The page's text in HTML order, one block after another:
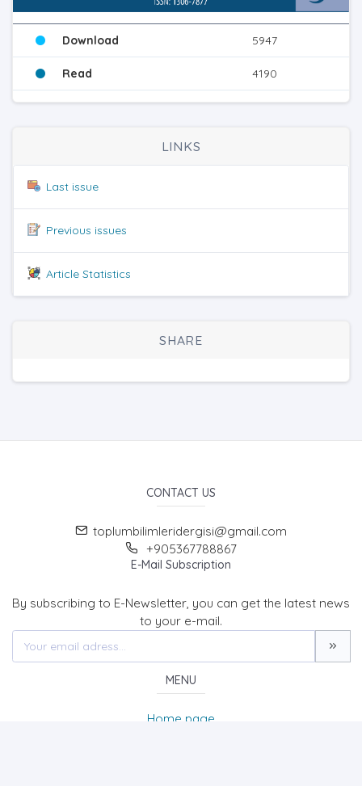
Download 5947
Read 4190
LINKS
Last issue
Previous issues
Article Statistics
SHARE
CONTACT US
toplumbilimleridergisi@gmail.com
+905367788867
E-Mail Subscription
By subscribing to E-Newsletter, you can get the latest news
to your e-mail.
MENU
Home page